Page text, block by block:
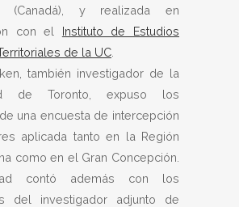
(Canadá), y realizada en
con el Instituto de Estudios
de la UC
también investigador de la
de Toronto, expuso los
una encuesta de intercepción
aplicada tanto en la Región
como en el Gran Concepción.
contó además con los
del investigador adjunto de